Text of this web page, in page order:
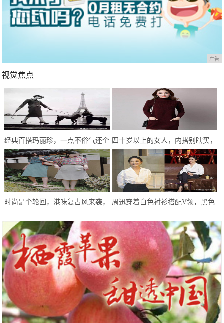
广告
视觉焦点
经典百搭玛丽珍，一点不俗气还个
性十足，谁穿谁好看
四十岁以上的女人，内搭别瞎买，
这几种最受中年女人喜爱的款式
时尚是个轮回，港味复古风来袭，
周迅穿着白色衬衫搭配V领，黑色